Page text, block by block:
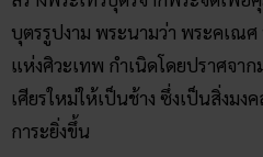
บุตรรูปงาม พระนามว่า พระคเณ
แห่งศิวะเทพ กำเนิดโดยปราศจาก
เศียรใหม่ให้เป็นช้าง ซึ่งเป็นสิ่งมง
การะยิ่งขึ้น